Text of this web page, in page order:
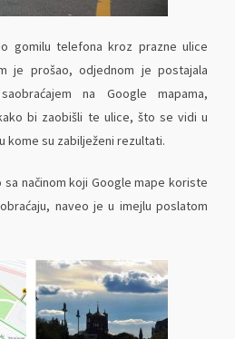
gomilu telefona kroz prazne ulice
je prošao, odjednom je postajala
na Google mapama,
bi zaobišli te ulice, što se vidi u
kome su zabilježeni rezultati.
načinom koji Google mape koriste
naveo je u imejlu poslatom